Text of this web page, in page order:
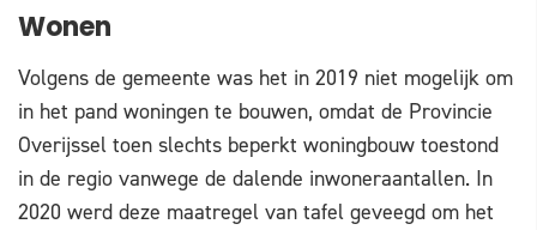
Wonen
Volgens de gemeente was het in 2019 niet mogelijk om
in het pand woningen te bouwen, omdat de Provincie
Overijssel toen slechts beperkt woningbouw toestond
in de regio vanwege de dalende inwoneraantallen. In
2020 werd deze maatregel van tafel geveegd om het